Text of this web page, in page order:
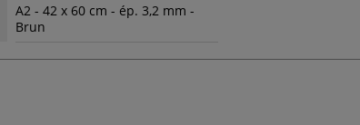
A2 - 42 x 60 cm - ép. 3,2 mm -
Brun